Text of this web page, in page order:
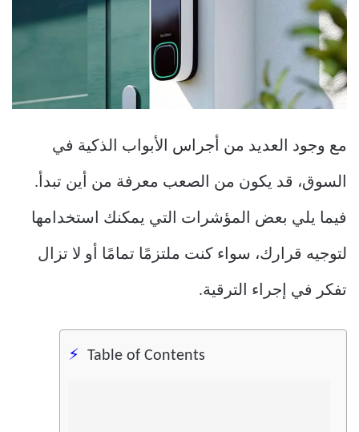
مع وجود العديد من أجراس الأبواب الذكية في
السوق، قد يكون من الصعب معرفة من أين تبدأ.
فيما يلي بعض المؤشرات التي يمكنك استخدامها
لتوجيه قرارك، سواء كنت ملتزمًا تمامًا أو لا تزال
تفكر في إجراء الترقية.
Table of Contents